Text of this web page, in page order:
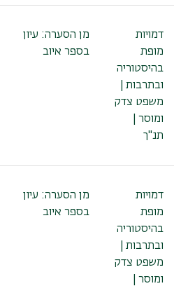
דמויות
מופת
בהיסטוריה
ובתרבות |
משפט צדק
ומוסר |
תנ"ך
מן הסערה: עיון
בספר איוב
דמויות
מופת
בהיסטוריה
ובתרבות |
משפט צדק
ומוסר |
מן הסערה: עיון
בספר איוב